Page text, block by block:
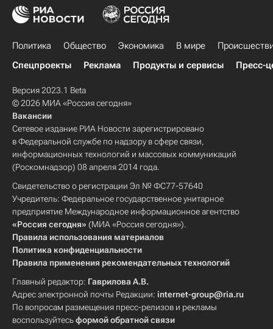
Политика Общество Экономика В мире
Спецпроекты
Реклама Продукты и сервисы Пресс-
Версия 2023.1 Beta
© 2026 МИА «Россия сегодня»
Вакансии
Сетевое издание РИА Новости зарегистрировано
в Федеральной службе по надзору в сфере связи,
информационных технологий и массовых коммуникаций
(Роскомнадзор) 08 апреля 2014 года.
Свидетельство о регистрации Эл № ФС77-57640
Учредитель: Федеральное государственное унитарное
предприятие Международное информационное агентство
«Россия сегодня» (МИА «Россия сегодня»).
Правила использования материалов
Политика конфиденциальности
Правила применения рекомендательных технологий
Главный редактор: Гаврилова А.В.
Адрес электронной почты Редакции: internet-group@ria.ru
По вопросам размещения пресс-релизов и рекламы
воспользуйтесьформой обратной связи